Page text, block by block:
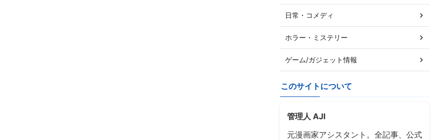
日常・コメディ
ホラー・ミステリー
ゲーム/ガジェット情報
このサイトについて
管理人 AJI
元漫画家アシスタント。全記事、公式